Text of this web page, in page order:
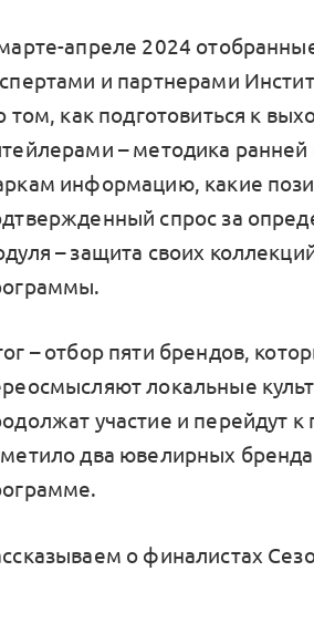
апреле 2024
и партнерами
том, как подготовиться к
– методика
информацию, какие
спрос за
– защита своих
– отбор пяти брендов,
локальные
участие и перейдут
два ювелирных
о финалистах